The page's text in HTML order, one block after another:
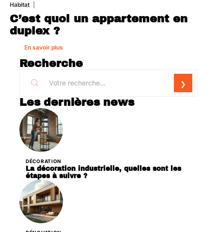
Habitat
C’est quoi un appartement en
duplex ?
En savoir plus
Recherche
Les dernières news
DÉCORATION
La décoration industrielle, quelles sont les
étapes à suivre ?